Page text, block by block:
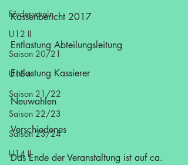
Förderverein
U12 II
Saison 20/21
U16w
Saison 21/22
Saison 22/23
Saison 23/24
U14 II
Kassenbericht 2017
Entlastung Abteilungsleitung
Entlastung Kassierer
Neuwahlen
Verschiedenes
Das Ende der Veranstaltung ist auf ca.